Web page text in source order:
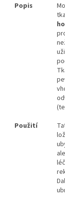
Popis
Použití